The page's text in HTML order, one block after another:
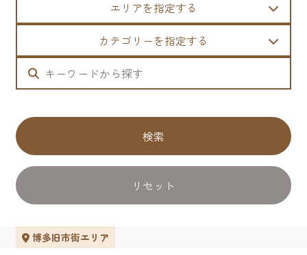
エリアを指定する
カテゴリーを指定する
検索
リセット
博多旧市街エリア